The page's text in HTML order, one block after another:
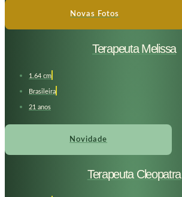
Novas Fotos
Terapeuta Melissa
1.64 cm
Brasileira
21 anos
Novidade
Terapeuta Cleopatra